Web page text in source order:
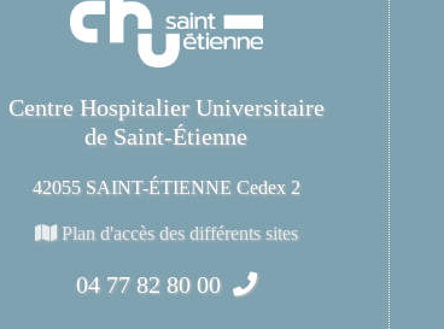
Centre Hospitalier Universitaire
de Saint-Étienne
42055 SAINT-ÉTIENNE Cedex 2
Plan d'accès des différents sites
04 77 82 80 00